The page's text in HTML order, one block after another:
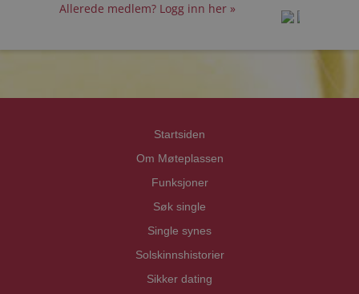
Allerede medlem? Logg inn her »
Startsiden
Om Møteplassen
Funksjoner
Søk single
Single synes
Solskinnshistorier
Sikker dating